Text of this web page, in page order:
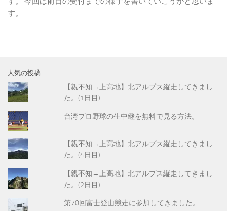
す。
人気の投稿
【親不知→上高地】北アルプス縦走してきまし
た。(1日目)
台湾プロ野球の生中継を無料で見る方法。
【親不知→上高地】北アルプス縦走してきまし
た。(4日目)
【親不知→上高地】北アルプス縦走してきまし
た。(2日目)
第70回富士登山競走に参加してきました。